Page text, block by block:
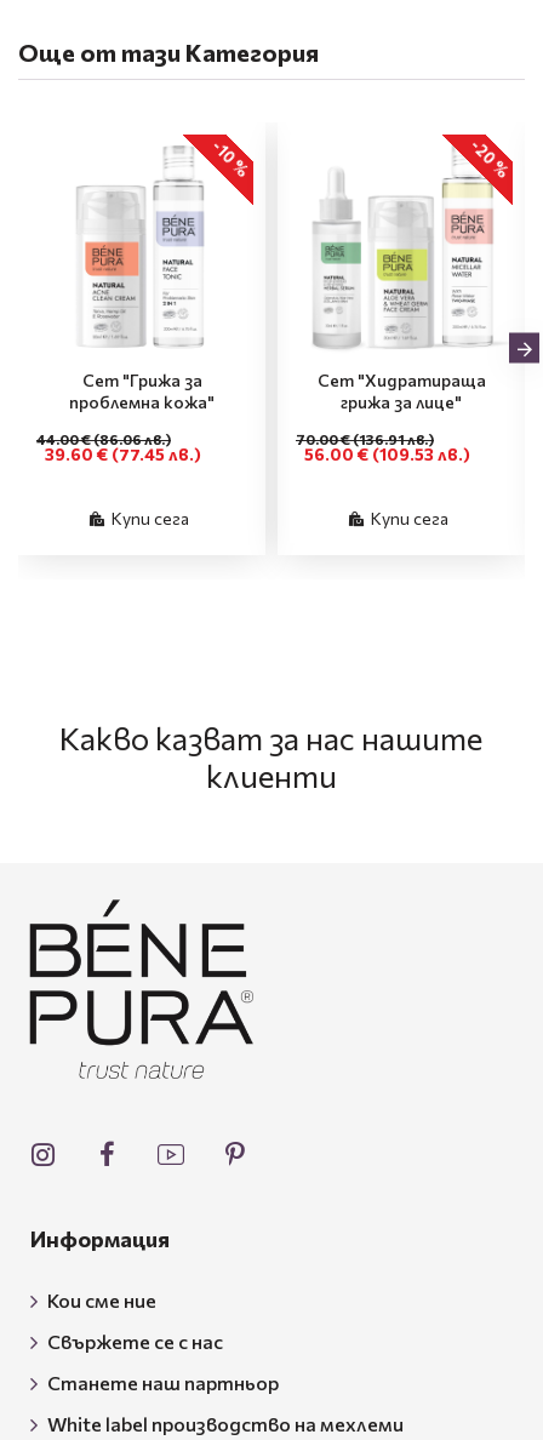
Още от тази Категория
-10 %
Сет "Грижа за
проблемна кожа"
39.60 € (77.45 лв.)
44.00 €(86.06 лв.)
Купи сега
-20 %
Сет "Хидратираща
грижа за лице"
56.00 € (109.53 лв.)
70.00 €(136.91 лв.)
Купи сега
Какво казват за нас нашите
клиенти
Информация
Кои сме ние
Свържете се с нас
Станете наш партньор
White label производство на мехлеми